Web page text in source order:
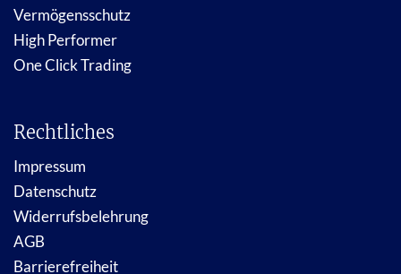
Vermögensschutz
High Performer
One Click Trading
Rechtliches
Impressum
Datenschutz
Widerrufsbelehrung
AGB
Barrierefreiheit